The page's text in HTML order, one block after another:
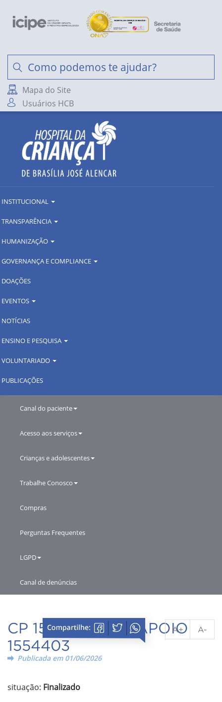
Mapa do Site
Usuários HCB
INSTITUCIONAL
TRANSPARÊNCIA
HUMANIZAÇÃO
GOVERNANÇA E COMPLIANCE
DOAÇÕES
EVENTOS
NOTÍCIAS
ENSINO E PESQUISA
VOLUNTARIADO
PUBLICAÇÕES
Canal do paciente
Acesso aos serviços
Crianças e adolescentes
Trabalhe Conosco
Compras
Perguntas Frequentes
LGPD
Canal de denúncias
CP 154/2026 - ID APOIO
1554403
Publicada em 01/06/2026
A+ A-
situação: Finalizado